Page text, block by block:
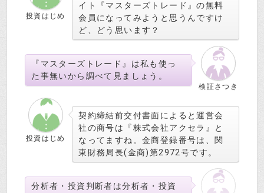
投資はじめ
イト『マスターズトレード』の無料
会員になってみようと思うんですけ
ど、どう思います？
検証さつき
『マスターズトレード』は私も使っ
た事無いから調べて見ましょう。
投資はじめ
契約締結前交付書面によると運営会
社の商号は『株式会社アクセラ』と
なってますね。金商登録番号は、関
東財務局長(金商)第2972号です。
分析者・投資判断者は分析者・投資